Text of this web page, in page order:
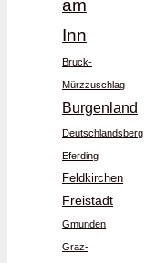
am
Inn
Bruck-
Mürzzuschlag
Burgenland
Deutschlandsberg
Eferding
Feldkirchen
Freistadt
Gmunden
Graz-